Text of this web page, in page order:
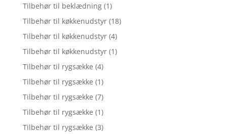
Tilbehør til beklædning (1)
Tilbehør til køkkenudstyr (18)
Tilbehør til køkkenudstyr (4)
Tilbehør til køkkenudstyr (1)
Tilbehør til rygsække (4)
Tilbehør til rygsække (1)
Tilbehør til rygsække (7)
Tilbehør til rygsække (1)
Tilbehør til rygsække (3)